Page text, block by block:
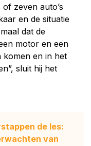
zeven auto’s
en de situatie
dat de
motor en een
en in het
sluit hij het
de les:
van